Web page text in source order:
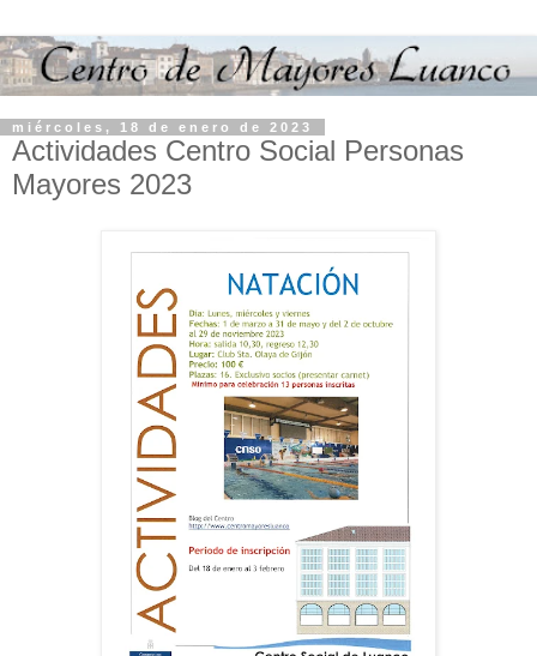
miércoles, 18 de enero de 2023
Actividades Centro Social Personas
Mayores 2023